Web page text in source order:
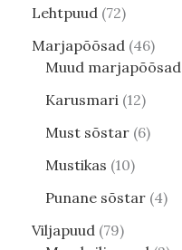
Lehtpuud 72
Marjapõõsad 46
Muud marjapõõsad
Karusmari 12
Must sõstar 6
Mustikas 10
Punane sõstar 4
Viljapuud 79